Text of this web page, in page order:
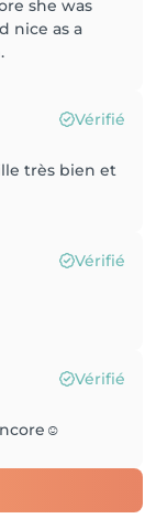
she was
nice as a
Vérifié
très bien et
Vérifié
Vérifié